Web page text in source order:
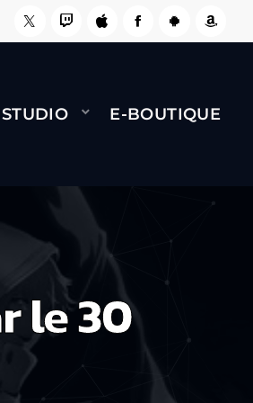
NAMI BERNARD MINET -
STUDIO E-BOUTIQUE
le 30